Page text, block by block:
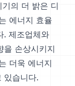
의 더 밝은 디
에너지 효율
. 제조업체와
을 손상시키지
더욱 에너지
있습니다.